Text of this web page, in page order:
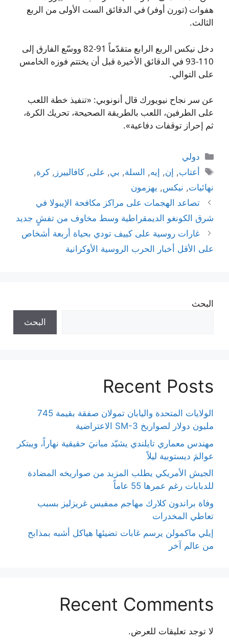
هفوات (تورن أوفر) في الدقائق الست الأولى من الربع
الثالث.
دخل نيكس الربع الرابع متقدّماً 91-82 ووسّع الفارق إلى
110-93 في الدقائق الأخيرة قبل أن يختتم فوزه الخامس
على التوالي.
عن سر نجاح نيويورك قال أنونوبي: «تنفيذ خطة اللعب
على الطرفين، اللعب بالطريقة الصحيحة، تحريك الكرة،
ثم إحراز توقفات دفاعية».
التصنيفات
دولي
الوسوم
أعتاب, إن, إيه, السلة, بي, على,كافالييرز ,كرة,
نهائيات, نيكس, يهزمون
تصاعد الهجمات على مراكز مكافحة الإيبولا في
شرق الكونغو الديمقراطية وسط مخاوف من تفشٍ جديد
غارات روسية على كييف تودي بحياة أربعة أشخاص
على الأقل أخبار الحرب الروسية الأوكرانية
البحث
البحث
Recent Posts
الولايات المتحدة واليابان تمولان صفقة بقيمة 745
مليون دولار لصواريخ SM-3 الاعتراضية
مهندس معماري تايلندي يشيّد مبانيَ حقيقية نهاراً، ويبتكر
عوالمَ ديستوبية ليلاً
الجيش الأمريكي يطلب المزيد من صواريخه المضادة
للدبابات رغم عمرها 55 عاماً
وفاة براندون كلارك مهاجم ممفيس غريزليز بسبب
تعاطي المخدرات
إيلي ماكمولن يرسم غابات تضيئها هياكل أشبه بمذابح
من عالم آخر
Recent Comments
لا توجد تعليقات للعرض.